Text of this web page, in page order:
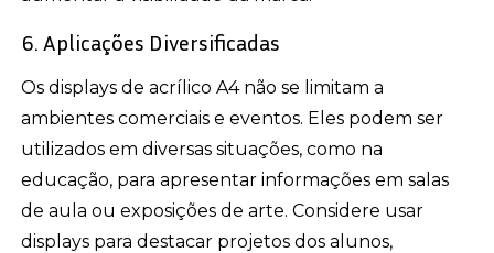
6. Aplicações Diversificadas
Os displays de acrílico A4 não se limitam a
ambientes comerciais e eventos. Eles podem ser
utilizados em diversas situações, como na
educação, para apresentar informações em salas
de aula ou exposições de arte. Considere usar
displays para destacar projetos dos alunos,